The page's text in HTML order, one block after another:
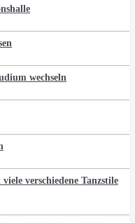
wechseln
verschiedene Tanzstile